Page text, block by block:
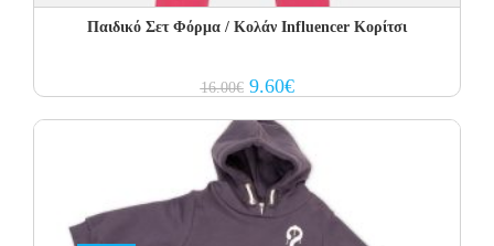
Παιδικό Σετ Φόρμα / Κολάν Influencer Κορίτσι
16.00€ Original
price
16.00€.
9.60€Current
price